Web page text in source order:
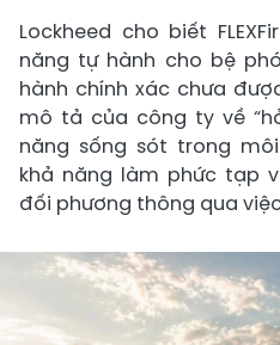
Lockheed cho biết
năng tự hành cho bệ
hành chính xác chưa
mô tả của công ty về
năng sống sót trong
khả năng làm phức tạp
đối phương thông qua